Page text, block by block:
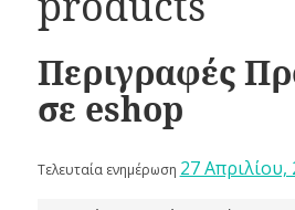
Περιγραφές
σε eshop
Τελευταία ενημέρωση 27 Απριλίου,